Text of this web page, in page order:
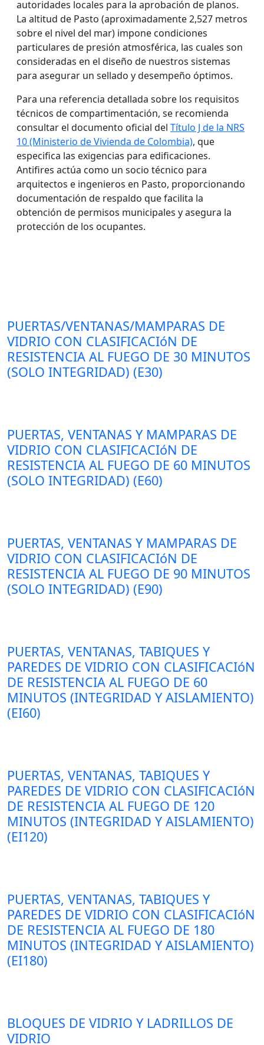
autoridades locales para la aprobación de planos.
La altitud de Pasto (aproximadamente 2,527 metros
sobre el nivel del mar) impone condiciones
particulares de presión atmosférica, las cuales son
consideradas en el diseño de nuestros sistemas
para asegurar un sellado y desempeño óptimos.
Para una referencia detallada sobre los requisitos
técnicos de compartimentación, se recomienda
consultar el documento oficial del Título J de la NRS
10 (Ministerio de Vivienda de Colombia), que
especifica las exigencias para edificaciones.
Antifires actúa como un socio técnico para
arquitectos e ingenieros en Pasto, proporcionando
documentación de respaldo que facilita la
obtención de permisos municipales y asegura la
protección de los ocupantes.
PUERTAS/VENTANAS/MAMPARAS DE
VIDRIO CON CLASIFICACIóN DE
RESISTENCIA AL FUEGO DE 30 MINUTOS
(SOLO INTEGRIDAD) (E30)
PUERTAS, VENTANAS Y MAMPARAS DE
VIDRIO CON CLASIFICACIóN DE
RESISTENCIA AL FUEGO DE 60 MINUTOS
(SOLO INTEGRIDAD) (E60)
PUERTAS, VENTANAS Y MAMPARAS DE
VIDRIO CON CLASIFICACIóN DE
RESISTENCIA AL FUEGO DE 90 MINUTOS
(SOLO INTEGRIDAD) (E90)
PUERTAS, VENTANAS, TABIQUES Y
PAREDES DE VIDRIO CON CLASIFICACIóN
DE RESISTENCIA AL FUEGO DE 60
MINUTOS (INTEGRIDAD Y AISLAMIENTO)
(EI60)
PUERTAS, VENTANAS, TABIQUES Y
PAREDES DE VIDRIO CON CLASIFICACIóN
DE RESISTENCIA AL FUEGO DE 120
MINUTOS (INTEGRIDAD Y AISLAMIENTO)
(EI120)
PUERTAS, VENTANAS, TABIQUES Y
PAREDES DE VIDRIO CON CLASIFICACIóN
DE RESISTENCIA AL FUEGO DE 180
MINUTOS (INTEGRIDAD Y AISLAMIENTO)
(EI180)
BLOQUES DE VIDRIO Y LADRILLOS DE
VIDRIO